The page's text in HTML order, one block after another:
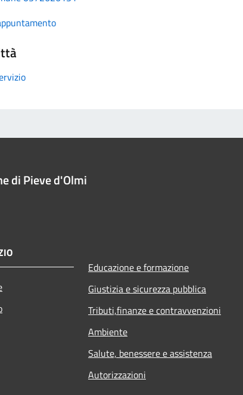
di Pieve d'Olmi
Educazione e formazione
Giustizia e sicurezza pubblica
Tributi,finanze e contravvenzioni
Ambiente
Salute, benessere e assistenza
Autorizzazioni